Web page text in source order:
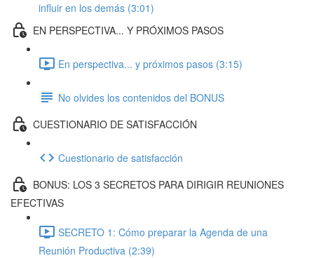
influir en los demás (3:01)
EN PERSPECTIVA... Y PRÓXIMOS PASOS
En perspectiva... y próximos pasos (3:15)
No olvides los contenidos del BONUS
CUESTIONARIO DE SATISFACCIÓN
Cuestionario de satisfacción
BONUS: LOS 3 SECRETOS PARA DIRIGIR REUNIONES
EFECTIVAS
SECRETO 1: Cómo preparar la Agenda de una
Reunión Productiva (2:39)